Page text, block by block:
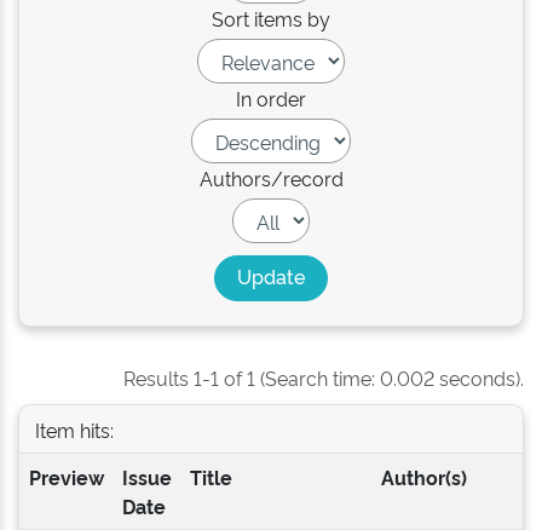
Sort items by
In order
Authors/record
Results 1-1 of 1 (Search time: 0.002 seconds).
Item hits:
Preview
Issue
Date
Title Author(s)